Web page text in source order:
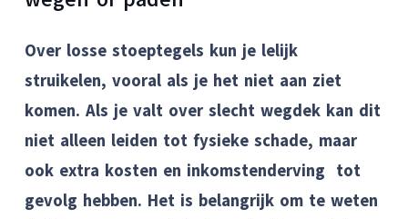
Over losse stoeptegels kun je lelijk
struikelen, vooral als je het niet aan ziet
komen. Als je valt over slecht wegdek kan dit
niet alleen leiden tot fysieke schade, maar
ook extra kosten en inkomstenderving tot
gevolg hebben. Het is belangrijk om te weten